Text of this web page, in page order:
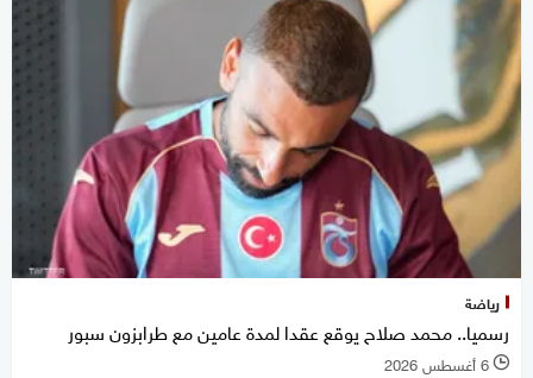
رياضة
رسميا.. محمد صلاح يوقع عقدا لمدة عامين مع طرابزون سبور
l 6 أغسطس 2026